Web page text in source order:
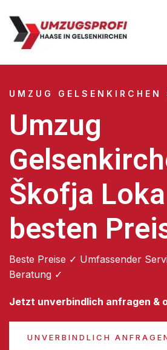
UMZUG GELSENKIRCHEN
Umzug
Škofja
besten
Beste Preise ✓ Umfassender
Beratung ✓
Jetzt unverbindlich anfragen &
UNVERBINDLICH